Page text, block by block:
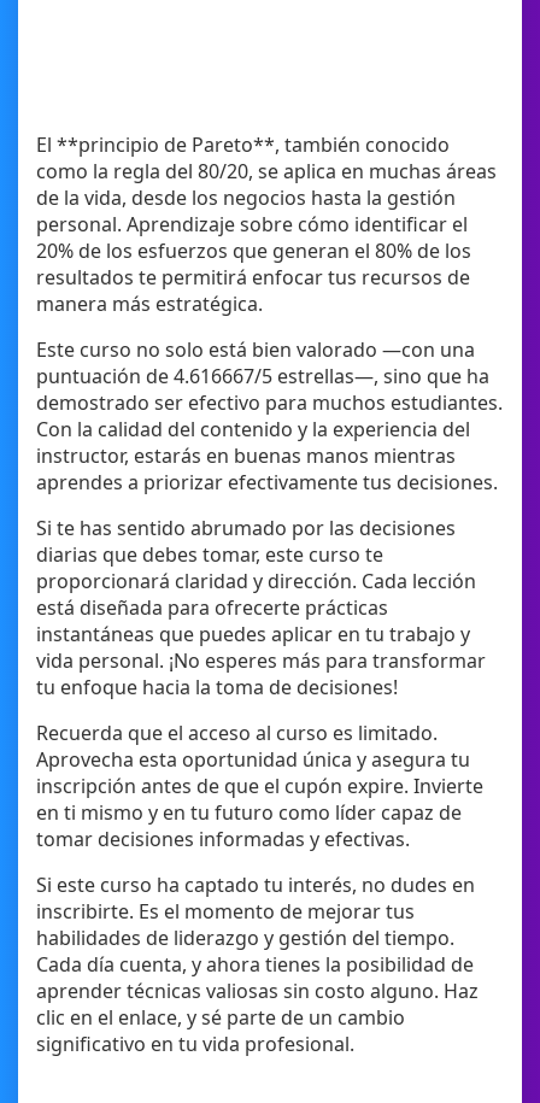
El **principio de Pareto**, también conocido
como la regla del 80/20, se aplica en muchas áreas
de la vida, desde los negocios hasta la gestión
personal. Aprendizaje sobre cómo identificar el
20% de los esfuerzos que generan el 80% de los
resultados te permitirá enfocar tus recursos de
manera más estratégica.
Este curso no solo está bien valorado —con una
puntuación de 4.616667/5 estrellas—, sino que ha
demostrado ser efectivo para muchos estudiantes.
Con la calidad del contenido y la experiencia del
instructor, estarás en buenas manos mientras
aprendes a priorizar efectivamente tus decisiones.
Si te has sentido abrumado por las decisiones
diarias que debes tomar, este curso te
proporcionará claridad y dirección. Cada lección
está diseñada para ofrecerte prácticas
instantáneas que puedes aplicar en tu trabajo y
vida personal. ¡No esperes más para transformar
tu enfoque hacia la toma de decisiones!
Recuerda que el acceso al curso es limitado.
Aprovecha esta oportunidad única y asegura tu
inscripción antes de que el cupón expire. Invierte
en ti mismo y en tu futuro como líder capaz de
tomar decisiones informadas y efectivas.
Si este curso ha captado tu interés, no dudes en
inscribirte. Es el momento de mejorar tus
habilidades de liderazgo y gestión del tiempo.
Cada día cuenta, y ahora tienes la posibilidad de
aprender técnicas valiosas sin costo alguno. Haz
clic en el enlace, y sé parte de un cambio
significativo en tu vida profesional.